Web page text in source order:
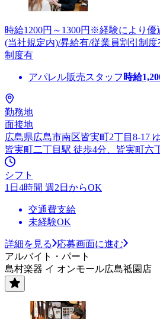
時給1200円～1300円※経験により優
(当社規定内)/昇給有/従業員割引制
制度有
アパレル販売スタッフ 時給
勤務地
面接地
広島県広島市南区皆実町2丁目8-17
皆実町二丁目駅 徒歩4分、皆実町六
シフト
1日4時間 週2日からOK
交通費支給
未経験OK
詳細を見る
応募画面に進む
アルバイト・パート
島村楽器 イ オンモール広島祗園店